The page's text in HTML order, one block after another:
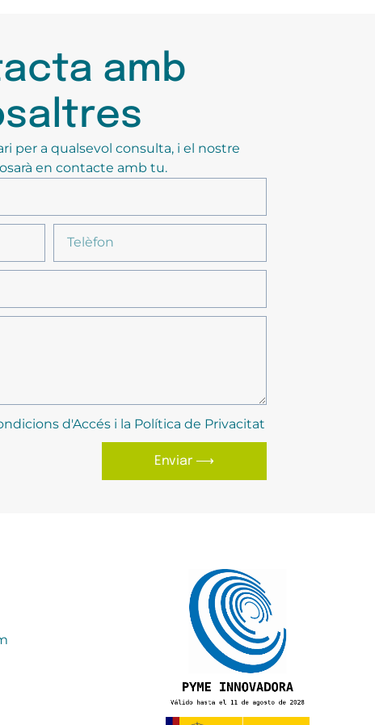
amb
per a qualsevol consulta, i el nostre
en contacte amb tu.
d'Accés i la Política de Privacitat
Enviar ⟶